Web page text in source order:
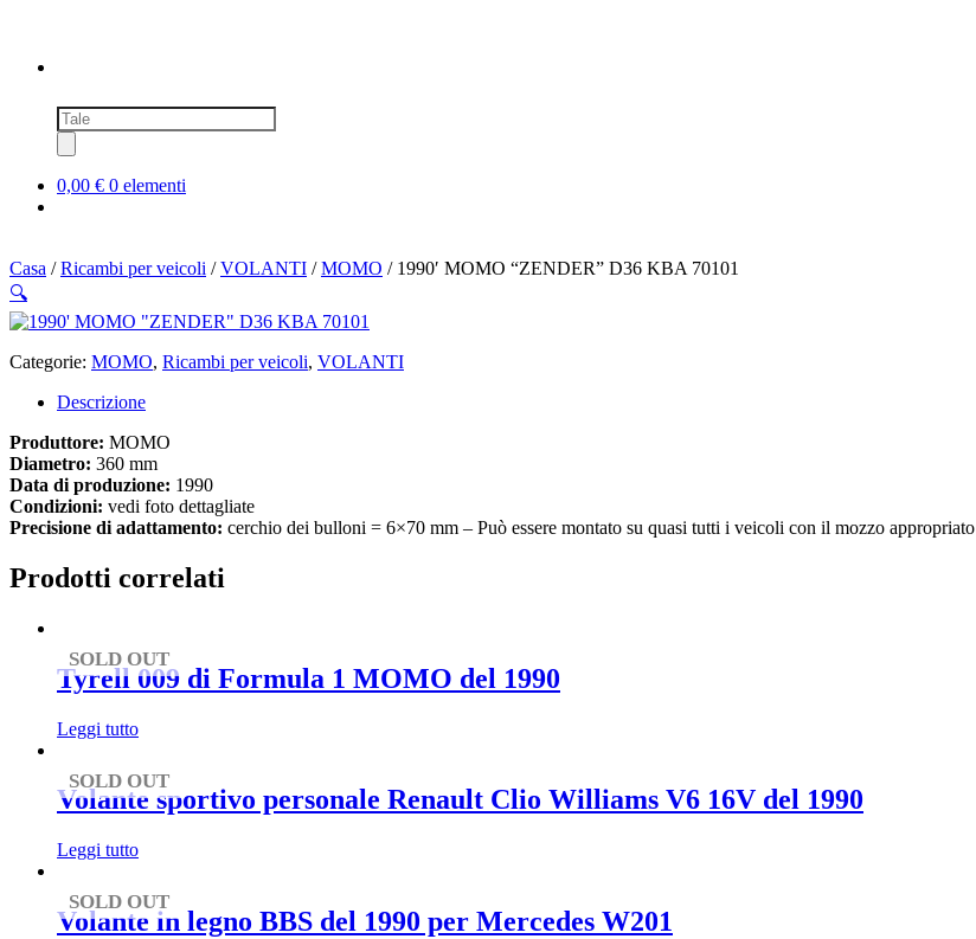
Ricerca
prodotti
0,00 € 0 elementi
Casa /Ricambi per veicoli /VOLANTI /MOMO / 1990′ MOMO “ZENDER” D36 KBA 70101
🔍
Categorie: MOMO, Ricambi per veicoli, VOLANTI
Descrizione
Produttore: MOMO
Diametro: 360 mm
Data di produzione: 1990
Condizioni: vedi foto dettagliate
Precisione di adattamento: cerchio dei bulloni = 6×70 mm – Può essere montato su quasi tutti i veicoli con il mozzo appropriato
Prodotti correlati
SOLD OUT
Tyrell 009 di Formula 1 MOMO del 1990
Leggi tutto
SOLD OUT
Volante sportivo personale Renault Clio Williams V6 16V del 1990
Leggi tutto
SOLD OUT
Volante in legno BBS del 1990 per Mercedes W201